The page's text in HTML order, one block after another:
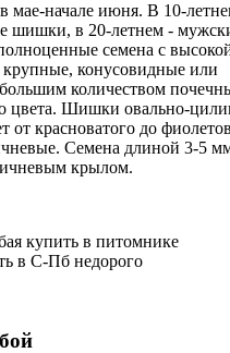
мае-начале июня. В 10-
шишки, в 20-летнем -
семена с
конусовидные или
количеством
цвета. Шишки овально-
от красноватого до
Семена длиной 3-5
крылом.